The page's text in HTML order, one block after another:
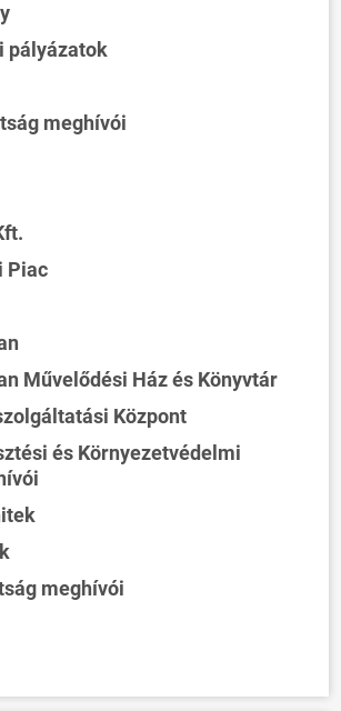
pályázatok
meghívói
Piac
Művelődési Ház és Könyvtár
Központ
és Környezetvédelmi
meghívói